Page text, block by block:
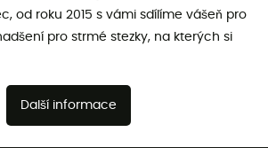
od roku 2015 s vámi sdílíme vášeň pro
pro strmé stezky, na kterých si
Další informace